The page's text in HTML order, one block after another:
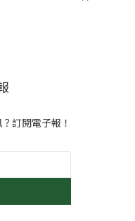
訂閱電子報！